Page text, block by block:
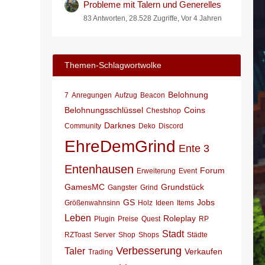
Probleme mit Talern und Generelles
83 Antworten, 28.528 Zugriffe, Vor 4 Jahren
Themen-Schlagwortwolke
7 Anregungen Aufzug Beacon Belohnung
Belohnungsschlüssel Chestshop Coins
Community Darknes Deko Discord
EhreDemGrind Ente 3
Entenhausen Erweiterung Event Forum
GamesMC Gangster Grind Grundstück
Größenwahnsinn GS Holz Ideen Items Jobs
Leben Plugin Preise Quest Roleplay RP
RZToast Server Shop Shops Stadt Städte
Taler Trading Verbesserung Verkaufen